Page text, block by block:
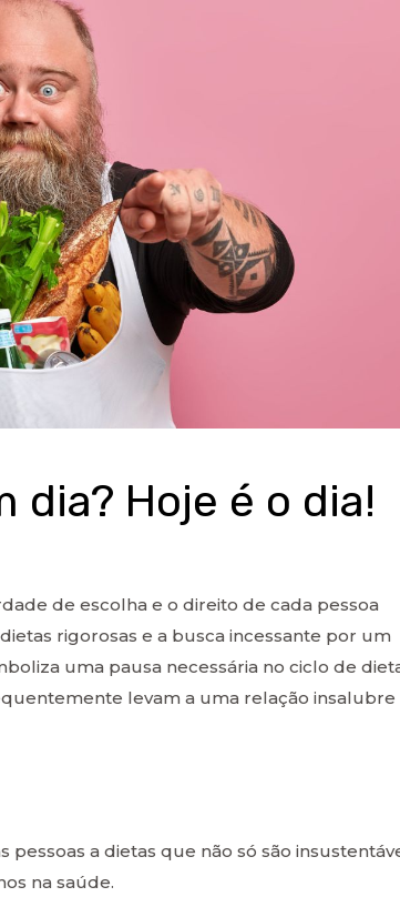
dia? Hoje é o dia!
de escolha e o direito de cada pessoa
rigorosas e a busca incessante por um
uma pausa necessária no ciclo de
levam a uma relação insalubre
a dietas que não só são
na saúde.